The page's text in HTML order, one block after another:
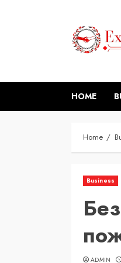
HOME
Home
Business
ADMIN